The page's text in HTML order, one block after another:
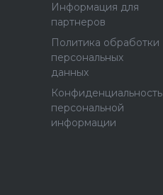
Информация для
партнеров
Политика обработки
персональных
данных
Конфиденциальность
персональной
информации